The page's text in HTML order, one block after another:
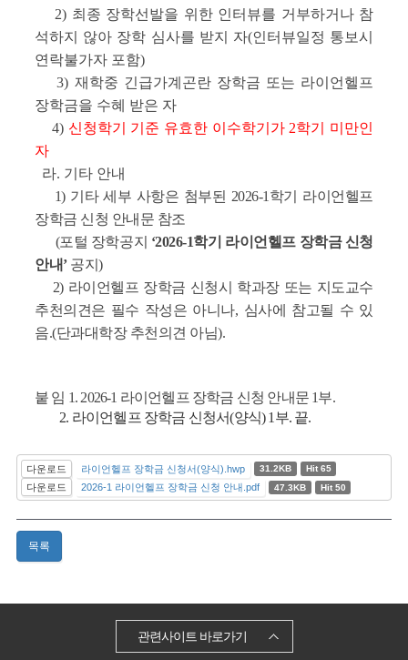
2) 최종 장학선발을 위한 인터뷰를 거부하거나 참
석하지 않아 장학 심사를 받지 자(인터뷰일정 통보시
연락불가자 포함)
3) 재학중 긴급가계곤란 장학금 또는 라이언헬프
장학금을 수혜 받은 자
4) 신청학기 기준 유효한 이수학기가 2학기 미만인
자
라. 기타 안내
1) 기타 세부 사항은 첨부된 2026-1학기 라이언헬프
장학금 신청 안내문 참조
(포털 장학공지 ‘2026-1학기 라이언헬프 장학금 신청
안내’공지)
2) 라이언헬프 장학금 신청시 학과장 또는 지도교수
추천의견은 필수 작성은 아니나, 심사에 참고될 수 있
음.(단과대학장 추천의견 아님).
붙 임 1. 2026-1 라이언헬프 장학금 신청 안내문 1부.
2. 라이언헬프 장학금 신청서(양식) 1부. 끝.
다운로드 라이언헬프 장학금 신청서(양식).hwp 31.2KB Hit 65
다운로드 2026-1 라이언헬프 장학금 신청 안내.pdf 47.3KB Hit 50
목록
관련사이트 바로가기